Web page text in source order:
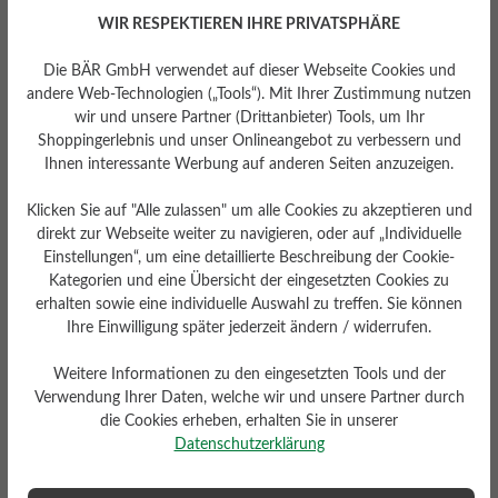
Passform
Bewertungen lesen
0 von 0 Bewertungen
Durchschnittliche Bewertung
WIR RESPEKTIEREN IHRE PRIVATSPHÄRE
Die BÄR GmbH verwendet auf dieser Webseite Cookies und
andere Web-Technologien („Tools“). Mit Ihrer Zustimmung nutzen
wir und unsere Partner (Drittanbieter) Tools, um Ihr
Shoppingerlebnis und unser Onlineangebot zu verbessern und
Ihnen interessante Werbung auf anderen Seiten anzuzeigen.
Klicken Sie auf "Alle zulassen" um alle Cookies zu akzeptieren und
direkt zur Webseite weiter zu navigieren, oder auf „Individuelle
Einstellungen“, um eine detaillierte Beschreibung der Cookie-
Kategorien und eine Übersicht der eingesetzten Cookies zu
erhalten sowie eine individuelle Auswahl zu treffen. Sie können
Ihre Einwilligung später jederzeit ändern / widerrufen.
Weitere Informationen zu den eingesetzten Tools und der
Verwendung Ihrer Daten, welche wir und unsere Partner durch
die Cookies erheben, erhalten Sie in unserer
Datenschutzerklärung